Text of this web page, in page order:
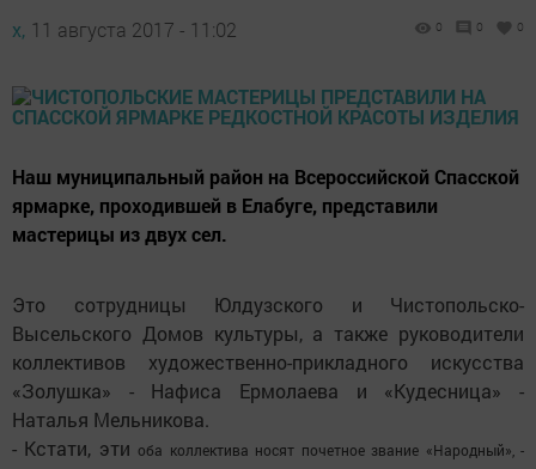
х, 11 августа 2017 - 11:02 0 0 0
Наш муниципальный район на Всероссийской Спасской
ярмарке, проходившей в Елабуге, представили
мастерицы из двух сел.
Это сотрудницы Юлдузского и Чистопольско-
Высельского Домов культуры, а также руководители
коллективов художественно-прикладного искусства
«Золушка» - Нафиса Ермолаева и «Кудесница» -
Наталья Мельникова.
- Кстати, этиоба коллектива носят почетное звание «Народный», -